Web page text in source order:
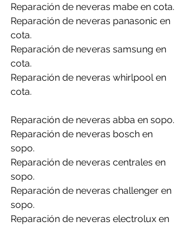
Reparación de neveras mabe en cota.
Reparación de neveras panasonic en
cota.
Reparación de neveras samsung en
cota.
Reparación de neveras whirlpool en
cota.
Reparación de neveras abba en sopo.
Reparación de neveras bosch en
sopo.
Reparación de neveras centrales en
sopo.
Reparación de neveras challenger en
sopo.
Reparación de neveras electrolux en